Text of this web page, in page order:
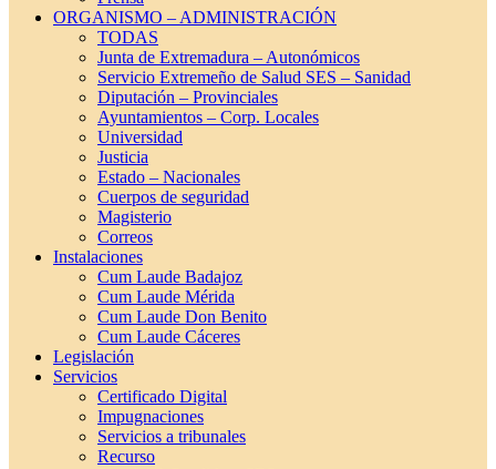
ORGANISMO – ADMINISTRACIÓN
TODAS
Junta de Extremadura – Autonómicos
Servicio Extremeño de Salud SES – Sanidad
Diputación – Provinciales
Ayuntamientos – Corp. Locales
Universidad
Justicia
Estado – Nacionales
Cuerpos de seguridad
Magisterio
Correos
Instalaciones
Cum Laude Badajoz
Cum Laude Mérida
Cum Laude Don Benito
Cum Laude Cáceres
Legislación
Servicios
Certificado Digital
Impugnaciones
Servicios a tribunales
Recurso